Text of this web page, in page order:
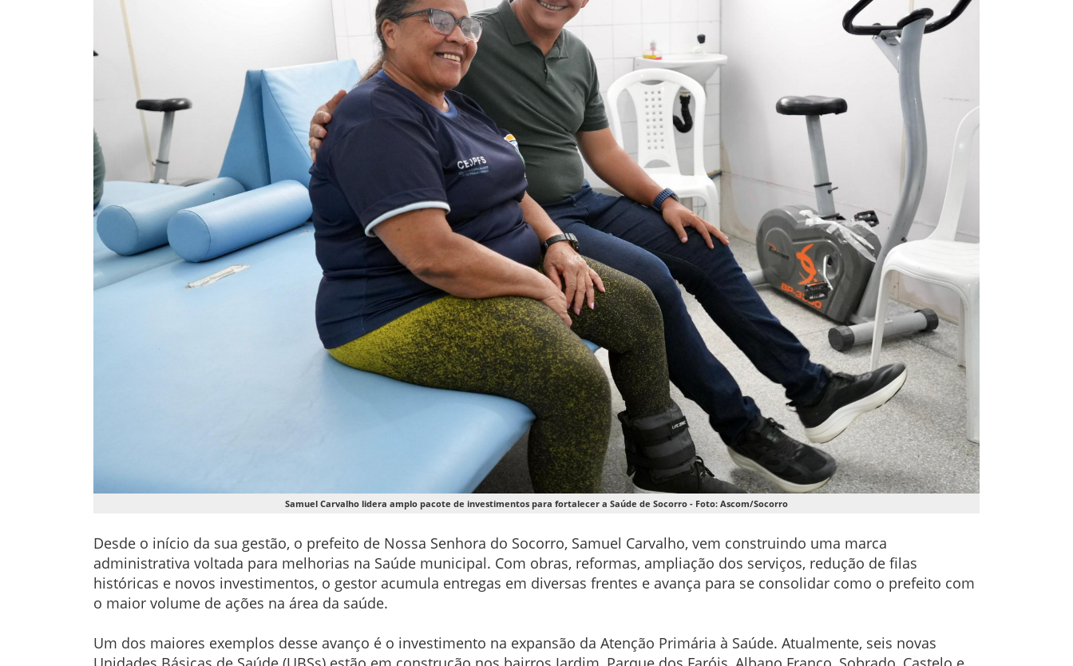
Samuel Carvalho lidera amplo pacote de investimentos para fortalecer a Saúde de Socorro - Foto: Ascom/Socorro
Desde o início da sua gestão, o prefeito de Nossa Senhora do Socorro, Samuel Carvalho, vem construindo uma marca
administrativa voltada para melhorias na Saúde municipal. Com obras, reformas, ampliação dos serviços, redução de filas
históricas e novos investimentos, o gestor acumula entregas em diversas frentes e avança para se consolidar como o prefeito com
o maior volume de ações na área da saúde.
Um dos maiores exemplos desse avanço é o investimento na expansão da Atenção Primária à Saúde. Atualmente, seis novas